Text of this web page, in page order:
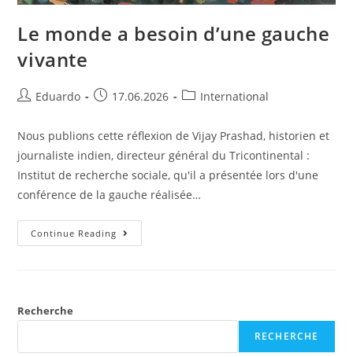
Le monde a besoin d’une gauche
vivante
Eduardo 17.06.2026 International
Nous publions cette réflexion de Vijay Prashad, historien et
journaliste indien, directeur général du Tricontinental :
Institut de recherche sociale, qu'il a présentée lors d'une
conférence de la gauche réalisée…
Continue Reading
Recherche
RECHERCHE